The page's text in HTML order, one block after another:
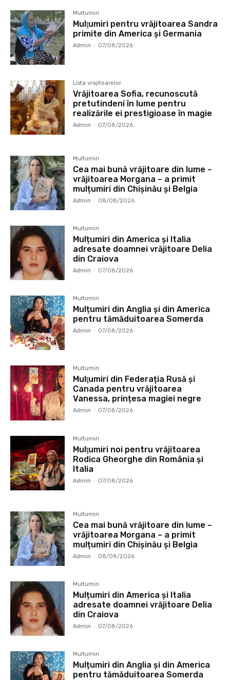
Multumiri
Mulţumiri pentru vrăjitoarea Sandra
primite din America și Germania
Admin - 07/08/2026
Lista vrajitoarelor
Vrăjitoarea Sofia, recunoscută
pretutindeni în lume pentru
realizările ei prestigioase în magie
Admin - 07/08/2026
Multumiri
Cea mai bună vrăjitoare din lume –
vrăjitoarea Morgana – a primit
mulțumiri din Chișinău și Belgia
Admin - 08/08/2026
Multumiri
Mulțumiri din America și Italia
adresate doamnei vrăjitoare Delia
din Craiova
Admin - 07/08/2026
Multumiri
Mulțumiri din Anglia și din America
pentru tămăduitoarea Somerda
Admin - 07/08/2026
Multumiri
Mulţumiri din Federația Rusă și
Canada pentru vrăjitoarea
Vanessa, prințesa magiei negre
Admin - 07/08/2026
Multumiri
Mulţumiri noi pentru vrăjitoarea
Rodica Gheorghe din România și
Italia
Admin - 07/08/2026
Multumiri
Cea mai bună vrăjitoare din lume –
vrăjitoarea Morgana – a primit
mulțumiri din Chișinău și Belgia
Admin - 08/08/2026
Multumiri
Mulțumiri din America și Italia
adresate doamnei vrăjitoare Delia
din Craiova
Admin - 07/08/2026
Multumiri
Mulțumiri din Anglia și din America
pentru tămăduitoarea Somerda